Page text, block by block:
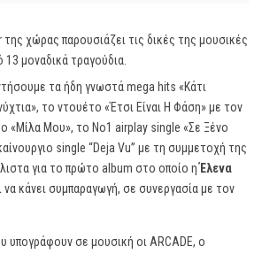
χώρας παρουσιάζει τις δικές της μουσικές
13 μοναδικά τραγούδια.
τα ήδη γνωστά mega hits «Κάτι
το ντουέτο «Έτσι Είναι Η Φάση» με τον
«Μίλα Μου», το Νο1 airplay single «Σε Ξένο
single “Deja Vu” με τη συμμετοχή της
για το πρώτο album στο οποίο ηΈλενα
να κάνει συμπαραγωγή, σε συνεργασία με τον
υπογράφουν σε μουσική οι ARCADE, ο